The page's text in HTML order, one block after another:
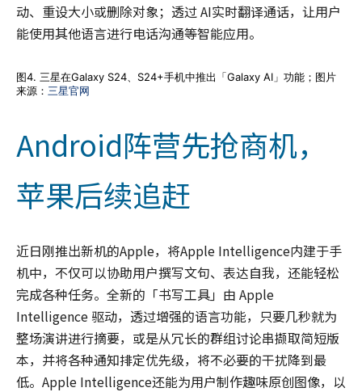
动、重设大小或删除对象；透过 AI实时翻译通话，让用户
能使用其他语言进行电话沟通等智能应用。
图4. 三星在Galaxy S24、S24+手机中推出「Galaxy AI」功能；图片
来源： 三星官网
Android阵营先抢商机，
苹果后续追赶
近日刚推出新机的Apple，将Apple Intelligence内建于手
机中，不仅可以协助用户撰写文句、表达自我，还能轻松
完成各种任务。全新的「书写工具」由 Apple
Intelligence 驱动，透过增强的语言功能，只要几秒就为
整场演讲进行摘要，或是从冗长的群组讨论串撷取简短版
本，并将各种通知排定优先级，将不必要的干扰降到最
低。Apple Intelligence还能为用户制作趣味原创图像，以